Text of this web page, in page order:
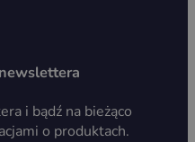
i bądź na bieżąco
o produktach.